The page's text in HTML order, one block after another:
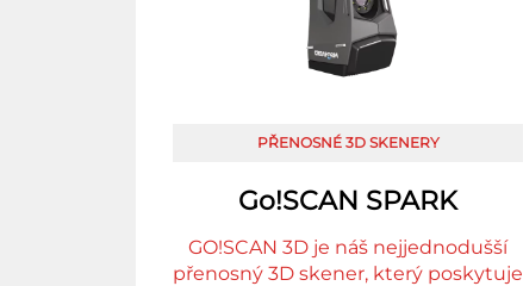
PŘENOSNÉ 3D SKENERY
Go!SCAN SPARK
GO!SCAN 3D je náš nejjednodušší
přenosný 3D skener, který poskytuje